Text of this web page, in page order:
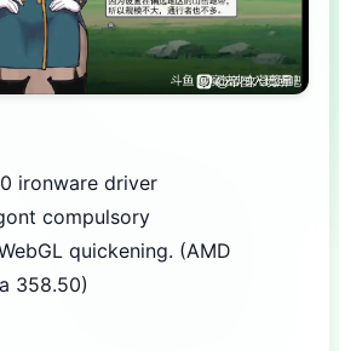
ironware driver
compulsory
quickening. (AMD
358.50)